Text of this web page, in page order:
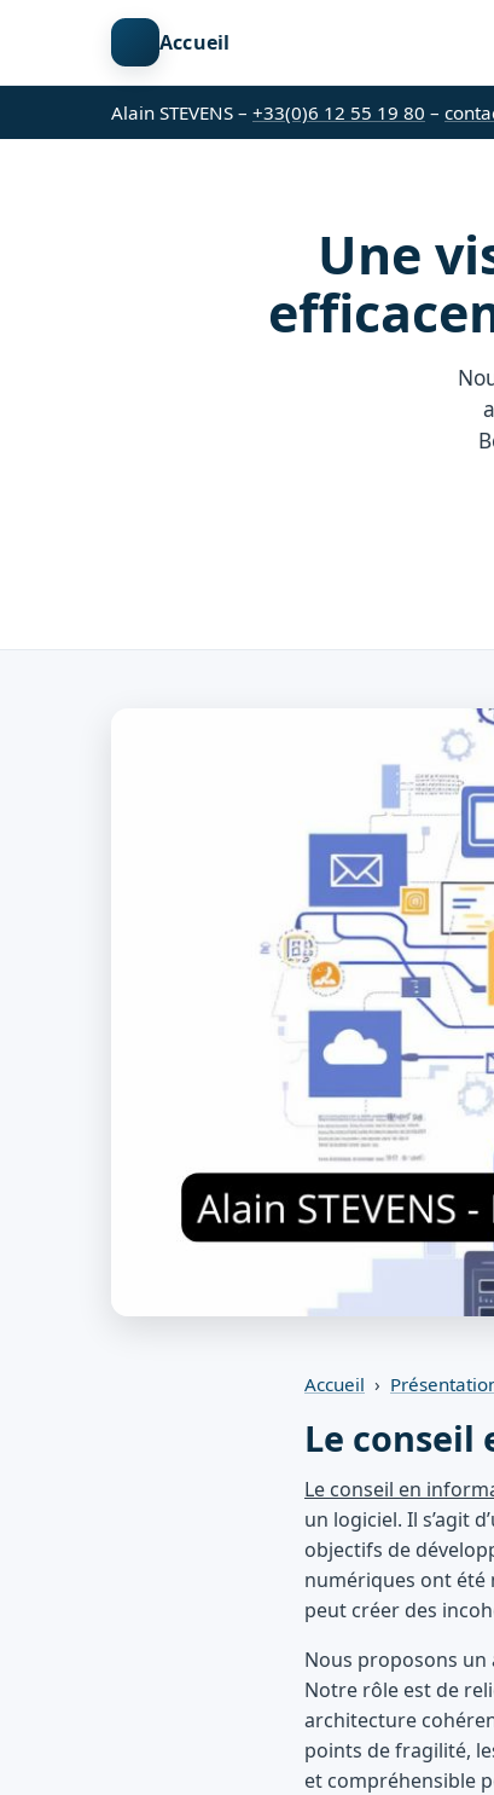
Accueil
Alain STEVENS – +33(0)6 12 55 19 80 –
Une
Accueil ›
Le
Le conseil en
un logiciel. Il s’agit
objectifs de
numériques ont été
peut créer des
Nous proposons un
Notre rôle est de
architecture
points de fragilité,
et compréhensible